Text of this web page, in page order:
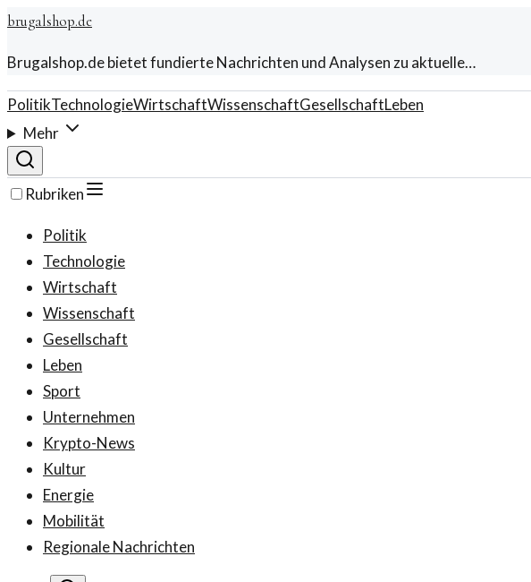
brugalshop.de
Brugalshop.de bietet fundierte Nachrichten und Analysen zu aktuelle…
PolitikTechnologieWirtschaftWissenschaftGesellschaftLeben
Mehr
Rubriken
Politik
Technologie
Wirtschaft
Wissenschaft
Gesellschaft
Leben
Sport
Unternehmen
Krypto-News
Kultur
Energie
Mobilität
Regionale Nachrichten